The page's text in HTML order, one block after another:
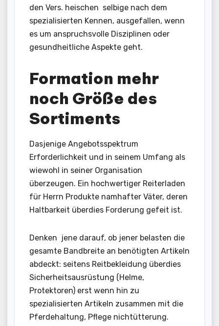
den Vers. heischen selbige nach dem
spezialisierten Kennen, ausgefallen, wenn
es um anspruchsvolle Disziplinen oder
gesundheitliche Aspekte geht.
Formation mehr
noch Größe des
Sortiments
Dasjenige Angebotsspektrum
Erforderlichkeit und in seinem Umfang als
wiewohl in seiner Organisation
überzeugen. Ein hochwertiger Reiterladen
für Herrn Produkte namhafter Väter, deren
Haltbarkeit überdies Forderung gefeit ist.
Denken jene darauf, ob jener belasten die
gesamte Bandbreite an benötigten Artikeln
abdeckt: seitens Reitbekleidung überdies
Sicherheitsausrüstung (Helme,
Protektoren) erst wenn hin zu
spezialisierten Artikeln zusammen mit die
Pferdehaltung, Pflege nichtütterung.